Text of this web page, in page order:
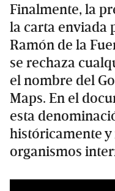
Finalmente, la
la carta enviada
Ramón de la
se rechaza
el nombre del
Maps. En el
esta
históricamente
organismos